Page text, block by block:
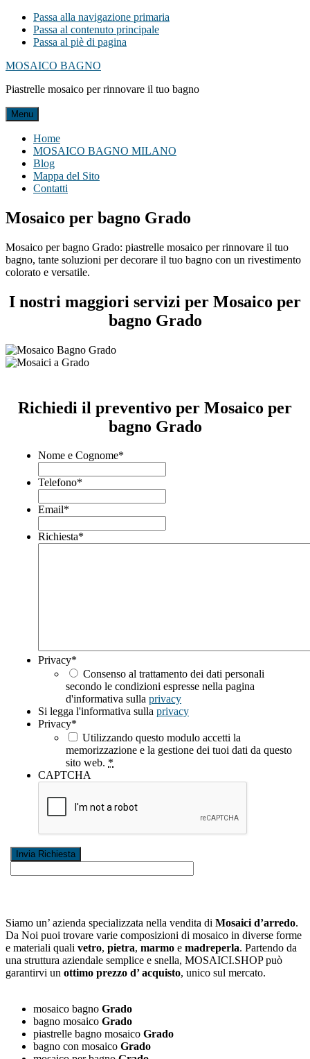
Passa alla navigazione primaria
Passa al contenuto principale
Passa al piè di pagina
MOSAICO BAGNO
Piastrelle mosaico per rinnovare il tuo bagno
Menu
Home
MOSAICO BAGNO MILANO
Blog
Mappa del Sito
Contatti
Mosaico per bagno Grado
Mosaico per bagno Grado: piastrelle mosaico per rinnovare il tuo
bagno, tante soluzioni per decorare il tuo bagno con un rivestimento
colorato e versatile.
I nostri maggiori servizi per Mosaico per
bagno Grado
Richiedi il preventivo per Mosaico per
bagno Grado
Nome e Cognome*
Telefono*
Email*
Richiesta*
Privacy*
Consenso al trattamento dei dati personali
secondo le condizioni espresse nella pagina
d'informativa sulla privacy
Si legga l'informativa sulla privacy
Privacy*
Utilizzando questo modulo accetti la
memorizzazione e la gestione dei tuoi dati da questo
sito web. *
CAPTCHA
Siamo un’ azienda specializzata nella vendita di Mosaici d’arredo.
Da Noi puoi trovare varie composizioni di mosaico in diverse forme
e materiali quali vetro, pietra, marmo e madreperla. Partendo da
una struttura aziendale semplice e snella, MOSAICI.SHOP può
garantirvi un ottimo prezzo d’ acquisto, unico sul mercato.
mosaico bagno Grado
bagno mosaico Grado
piastrelle bagno mosaico Grado
bagno con mosaico Grado